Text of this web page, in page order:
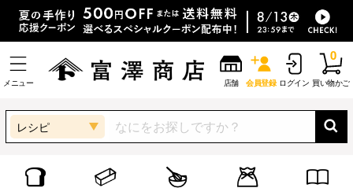
メニュー 店舗 会員登録 ログイン 買い物かご
0
レシピ